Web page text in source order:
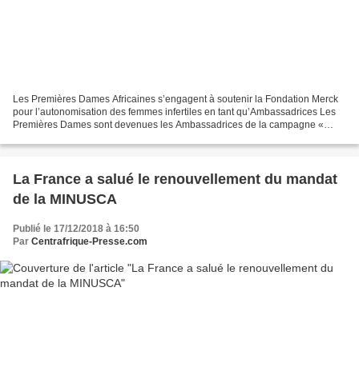
Les Premières Dames Africaines s’engagent à soutenir la Fondation Merck
pour l’autonomisation des femmes infertiles en tant qu’Ambassadrices Les
Premières Dames sont devenues les Ambassadrices de la campagne «
La France a salué le renouvellement du mandat
de la MINUSCA
Publié le 17/12/2018 à 16:50
Par Centrafrique-Presse.com